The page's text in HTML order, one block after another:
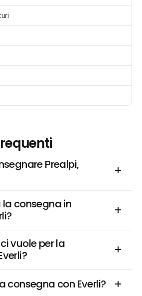
Prealpi,
consegna in
vuole per la
consegna con Everli?